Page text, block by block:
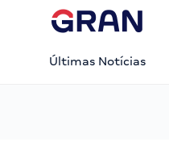
Últimas Notícias